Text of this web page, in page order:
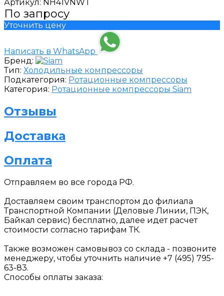
Артикул: NH41VNWT
По запросу
Уточнить цену
Написать в WhatsApp
Бренд:
Тип: Холодильные компрессоры
Подкатегория: Ротационные компрессоры
Категория: Ротационные компрессоры Siam
Отзывы
Доставка
Оплата
Отправляем во все города РФ.
Доставляем своим транспортом до филиала
Транспортной Компании (Деловые Линии, ПЭК,
Байкал сервис) бесплатно, далее идет расчет
стоимости согласно тарифам ТК.
Также возможен самовывоз со склада - позвоните
менеджеру, чтобы уточнить наличие +7 (495) 795-
63-83.
Способы оплаты заказа: